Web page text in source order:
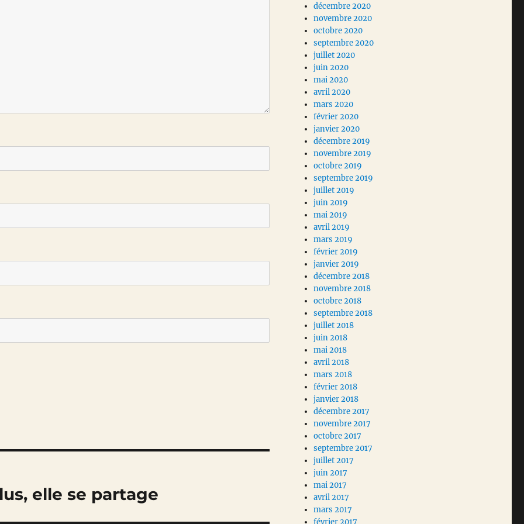
elle se partage
décembre 2020
novembre 2020
octobre 2020
septembre 2020
juillet 2020
juin 2020
mai 2020
avril 2020
mars 2020
février 2020
janvier 2020
décembre 2019
novembre 2019
octobre 2019
septembre 2019
juillet 2019
juin 2019
mai 2019
avril 2019
mars 2019
février 2019
janvier 2019
décembre 2018
novembre 2018
octobre 2018
septembre 2018
juillet 2018
juin 2018
mai 2018
avril 2018
mars 2018
février 2018
janvier 2018
décembre 2017
novembre 2017
octobre 2017
septembre 2017
juillet 2017
juin 2017
mai 2017
avril 2017
mars 2017
février 2017